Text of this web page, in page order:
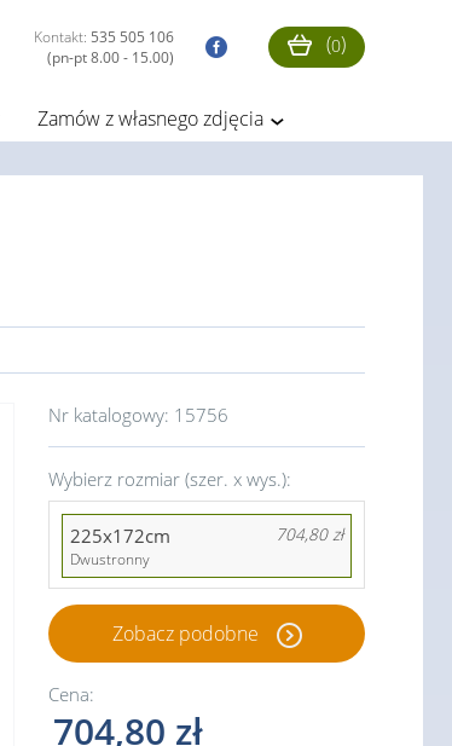
Kontakt: 535 505 106
(pn-pt 8.00 - 15.00)
(0)
Zamów z własnego zdjęcia
Nr katalogowy: 15756
Wybierz rozmiar (szer. x wys.):
225x172cm 704,80 zł
Dwustronny
Zobacz podobne
Cena:
704,80 zł